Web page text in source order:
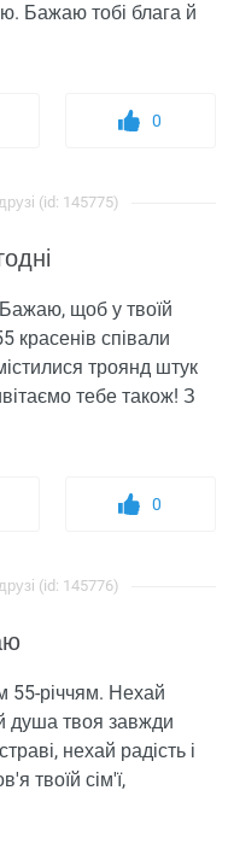
Бажаю тобі блага й
0
(id: 145775)
щоб у твоїй
красенів співали
троянд штук
тебе також! З
0
(id: 145776)
55-річчям. Нехай
душа твоя завжди
нехай радість і
твоїй сім'ї,